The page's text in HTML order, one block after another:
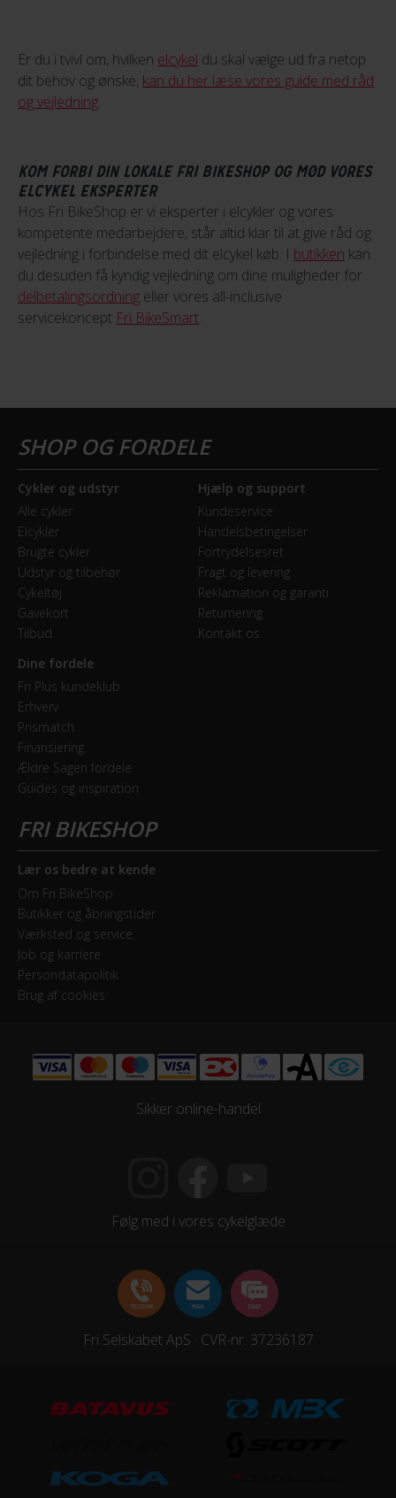
Er du i tvivl om, hvilken elcykel du skal vælge ud fra netop
dit behov og ønske, kan du her læse vores guide med råd
og vejledning.
KOM FORBI DIN LOKALE FRI BIKESHOP OG MØD VORES
ELCYKEL EKSPERTER
Hos Fri BikeShop er vi eksperter i elcykler og vores
kompetente medarbejdere, står altid klar til at give råd og
vejledning i forbindelse med dit elcykel køb. I butikken kan
du desuden få kyndig vejledning om dine muligheder for
delbetalingsordning eller vores all-inclusive
servicekoncept Fri BikeSmart.
Cykler og udstyr
Alle cykler
Elcykler
Brugte cykler
Udstyr og tilbehør
Cykeltøj
Gavekort
Tilbud
Hjælp og support
Kundeservice
Handelsbetingelser
Fortrydelsesret
Fragt og levering
Reklamation og garanti
Returnering
Kontakt os
Dine fordele
Fri Plus kundeklub
Erhverv
Prismatch
Finansiering
Ældre Sagen fordele
Guides og inspiration
Lær os bedre at kende
Om Fri BikeShop
Butikker og åbningstider
Værksted og service
Job og karriere
Persondatapolitik
Brug af cookies
Sikker online-handel
Følg med i vores cykelglæde
Fri Selskabet ApS · CVR-nr. 37236187